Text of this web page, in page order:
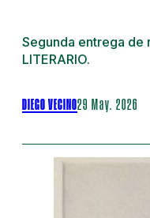
Segunda entrega de
LITERARIO.
DIEGO VECINO29 May. 2026